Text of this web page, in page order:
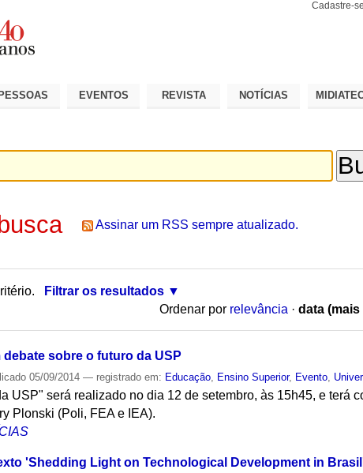
Cadastre-se
PESSOAS EVENTOS REVISTA NOTÍCIAS
Assinar um RSS sempre atualizado.
Filtrar os resultados
Ordenar por relevância · data
debate sobre o futuro da USP
05/09/2014— registrado em: Educação Ensino Superior, Evento
USP" será realizado no dia 12 de setembro, às 15h45, e terá
Plonski (Poli, FEA e IEA).
'Shedding Light on Technological Development in